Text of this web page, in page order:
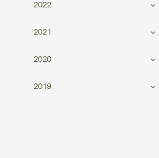
2022
2021
2020
2019